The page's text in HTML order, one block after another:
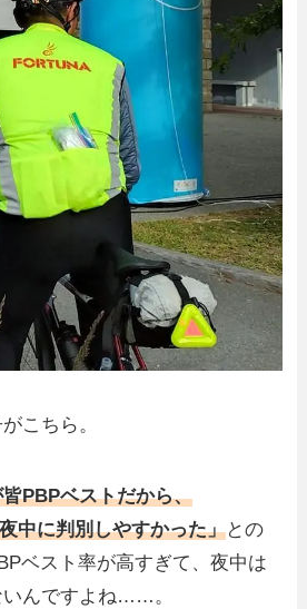
こちら。
PBPベストだから、
中に判別しやすかった」との
ベスト率が高すぎて、夜中は
いんですよね……。